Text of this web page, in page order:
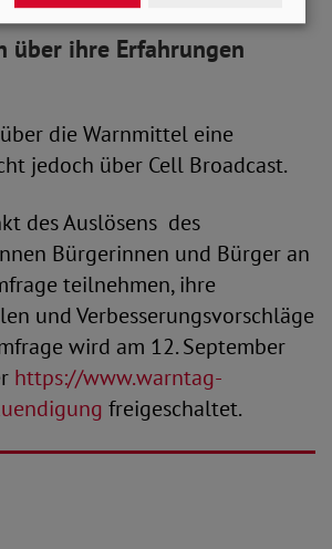
über ihre Erfahrungen
die Warnmittel eine
jedoch über Cell Broadcast.
des Auslösens des
Bürgerinnen und Bürger an
teilnehmen, ihre
und Verbesserungsvorschläge
wird am 12. September
https://www.warntag-
freigeschaltet.